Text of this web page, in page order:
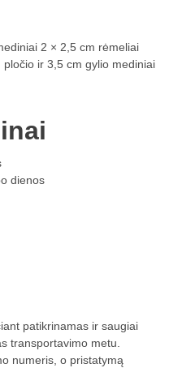
2 × 2,5 cm rėmeliai
ir 3,5 cm gylio mediniai
dienos
patikrinamas ir saugiai
transportavimo metu.
numeris, o pristatymą